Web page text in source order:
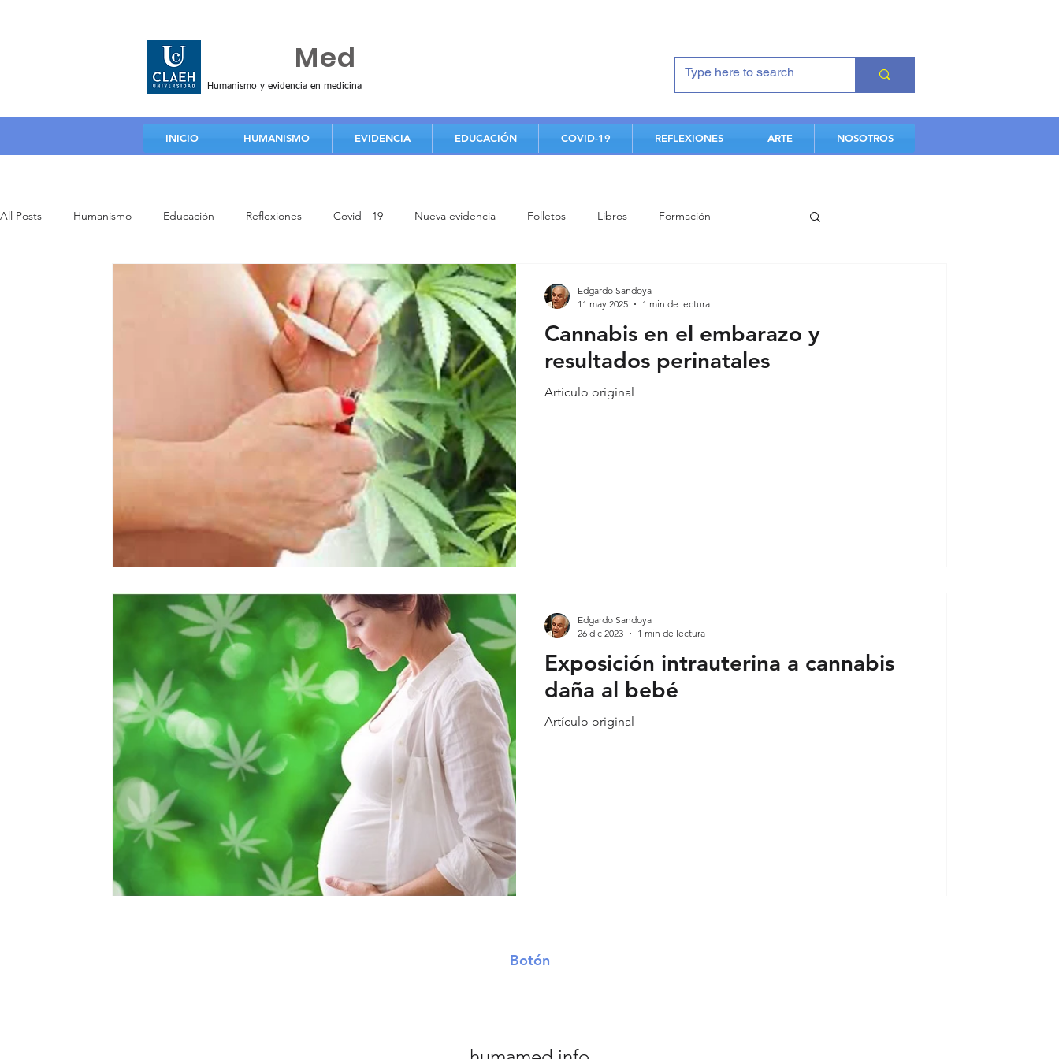
Humanismo y evidencia en medicina
Med
INICIO HUMANISMO EVIDENCIA EDUCACIÓN COVID-19 REFLEXIONES ARTE NOSOTROS
All Posts Humanismo Educación Reflexiones Covid - 19 Nueva evidencia Folletos Libros Formación
Video de educación Estudiantes Aportes de facultad
Formación humanista Contenidos de humanismo Conferencia Enfermedad cardiovascular
Publicaciones internacionales Covid-19 evidencia
Cannabis en el embarazo y
resultados perinatales
Artículo original
Edgardo Sandoya
11 may 2025
1 min de lectura
Exposición intrauterina a cannabis
daña al bebé
Artículo original
Edgardo Sandoya
26 dic 2023
1 min de lectura
Botón